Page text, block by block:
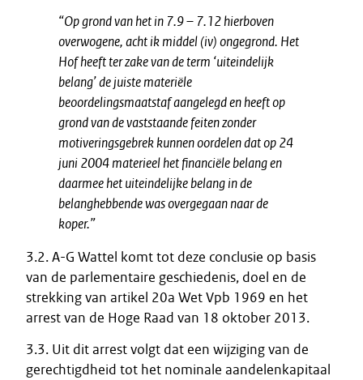
“Op grond van het in 7.9 – 7.12 hierboven
overwogene, acht ik middel (iv) ongegrond. Het
Hof heeft ter zake van de term ‘uiteindelijk
belang’ de juiste materiële
beoordelingsmaatstaf aangelegd en heeft op
grond van de vaststaande feiten zonder
motiveringsgebrek kunnen oordelen dat op 24
juni 2004 materieel het financiële belang en
daarmee het uiteindelijke belang in de
belanghebbende was overgegaan naar de
koper.”
3.2. A-G Wattel komt tot deze conclusie op basis
van de parlementaire geschiedenis, doel en de
strekking van artikel 20a Wet Vpb 1969 en het
arrest van de Hoge Raad van 18 oktober 2013.
3.3. Uit dit arrest volgt dat een wijziging van de
gerechtigdheid tot het nominale aandelenkapitaal